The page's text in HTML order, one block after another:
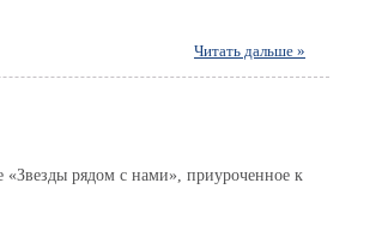
Читать дальше »
«Звезды рядом с нами», приуроченное к